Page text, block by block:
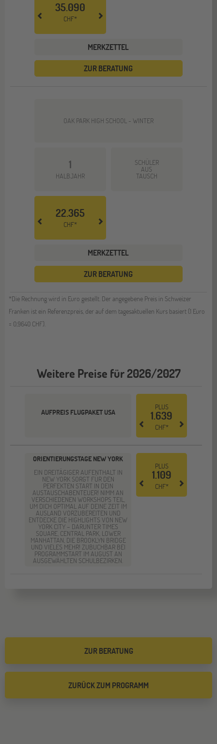
35.090
CHF*
MERKZETTEL
ZUR BERATUNG
OAK PARK HIGH SCHOOL - WINTER
1
HALBJAHR
SCHÜLER
AUS
TAUSCH
22.365
CHF*
MERKZETTEL
ZUR BERATUNG
*Die Rechnung wird in Euro gestellt. Der angegebene Preis in Schweizer
Franken ist ein Referenzpreis, der auf dem tagesaktuellen Kurs basiert (1 Euro
= 0,9640 CHF).
Weitere Preise für 2026/2027
AUFPREIS FLUGPAKET USA
PLUS
1.639
CHF*
ORIENTIERUNGSTAGE NEW YORK
EIN DREITÄGIGER AUFENTHALT IN
NEW YORK SORGT FÜR DEN
PERFEKTEN START IN DEIN
AUSTAUSCHABENTEUER! NIMM AN
VERSCHIEDENEN WORKSHOPS TEIL,
UM DICH OPTIMAL AUF DEINE ZEIT IM
AUSLAND VORZUBEREITEN UND
ENTDECKE DIE HIGHLIGHTS VON NEW
YORK CITY – DARUNTER TIMES
SQUARE, CENTRAL PARK, LOWER
MANHATTAN, DIE BROOKLYN BRIDGE
UND VIELES MEHR! ZUBUCHBAR BEI
PROGRAMMSTART IM AUGUST AN
AUSGEWÄHLTEN SCHULBEZIRKEN.
PLUS
1.109
CHF*
ZUR BERATUNG
ZURÜCK ZUM PROGRAMM